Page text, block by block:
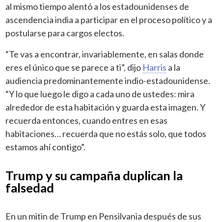
al mismo tiempo alentó a los estadounidenses de
ascendencia india a participar en el proceso político y a
postularse para cargos electos.
“Te vas a encontrar, invariablemente, en salas donde
eres el único que se parece a ti”, dijo Harris a la
audiencia predominantemente indio-estadounidense.
“Y lo que luego le digo a cada uno de ustedes: mira
alrededor de esta habitación y guarda esta imagen. Y
recuerda entonces, cuando entres en esas
habitaciones… recuerda que no estás solo, que todos
estamos ahí contigo”.
Trump y su campaña duplican la
falsedad
En un mitin de Trump en Pensilvania después de sus